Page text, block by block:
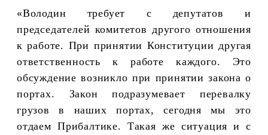
«Володин требует с депутатов и
председателей комитетов другого отношения
к работе. При принятии Конституции другая
ответственность к работе каждого. Это
обсуждение возникло при принятии закона о
портах. Закон подразумевает перевалку
грузов в наших портах, сегодня мы это
отдаем Прибалтике. Такая же ситуация и с